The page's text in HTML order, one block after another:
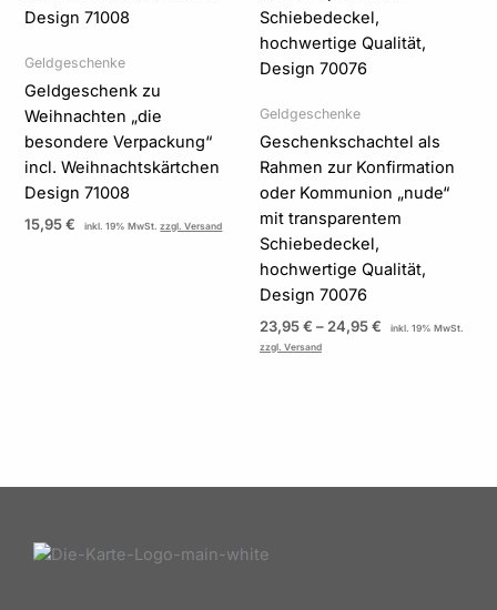
Geldgeschenke
Geldgeschenk zu
Weihnachten „die
besondere Verpackung“
incl. Weihnachtskärtchen
Design 71008
15,95€ inkl. 19% MwSt.zzgl. Versand
Geldgeschenke
Geschenkschachtel als
Rahmen zur Konfirmation
oder Kommunion „nude“
mit transparentem
Schiebedeckel,
hochwertige Qualität,
Design 70076
23,95€ – 24,95€
inkl. 19% MwSt.
zzgl. Versand